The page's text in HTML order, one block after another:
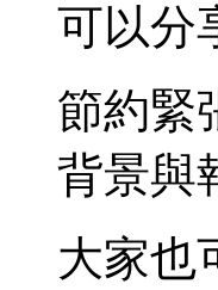
可以分
節約緊
背景與
大家也